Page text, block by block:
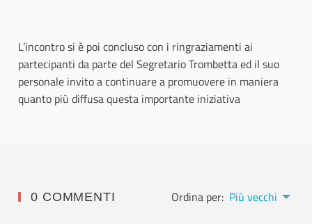
L’incontro si è poi concluso con i ringraziamenti ai
partecipanti da parte del Segretario Trombetta ed il suo
personale invito a continuare a promuovere in maniera
quanto più diffusa questa importante iniziativa
0 COMMENTI Ordina per: Più vecchi